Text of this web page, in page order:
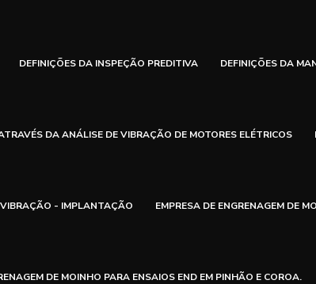
DEFINIÇÕES DA INSPEÇÃO PREDITIVA DEFINIÇÕES DA
DA ANÁLISE DE VIBRAÇÃO DE MOTORES ELÉTRICOS
- IMPLANTAÇÃO EMPRESA DE ENGRENAGEM DE
DE MOINHO PARA ENSAIOS END EM PINHÃO E COROA.